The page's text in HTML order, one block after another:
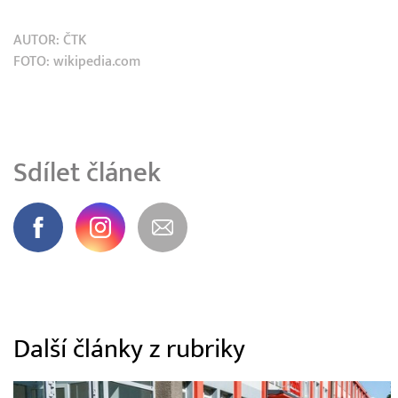
AUTOR: ČTK
FOTO: wikipedia.com
Sdílet článek
Další články z rubriky